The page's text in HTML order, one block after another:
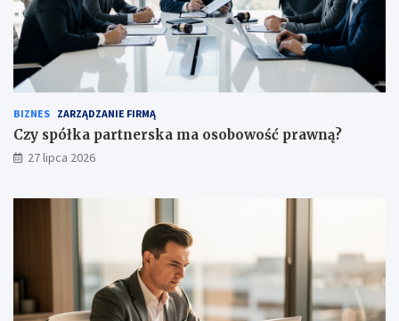
BIZNES ZARZĄDZANIE FIRMĄ
Czy spółka partnerska ma osobowość prawną?
27 lipca 2026